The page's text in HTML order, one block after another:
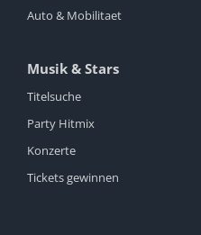
Auto & Mobilitaet
Musik & Stars
Titelsuche
Party Hitmix
Konzerte
Tickets gewinnen